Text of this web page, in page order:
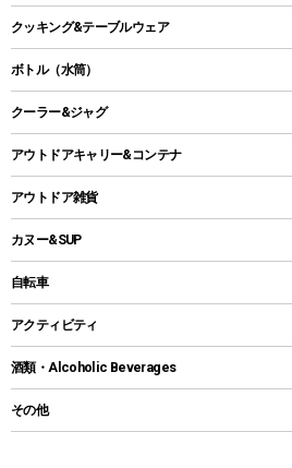
スクエアタープ（レクタタープ）
メッシュタープ
自立式タープ
パラソル
テントアクセサリー
ペグ
グランドシート
ガイドロープ
ツール
オイルランタン
LEDライト
ヘッドライト
キャンドル
ガス缶
ガストーチ、ライター
バーベキューコンロ、グリル
焚き火台タイプ（ロースタイル）グリル
卓上タイプグリル
パーティータイプグリル
鉄板、アミ
焚き火台&ストーブ
火起こし
バーベキューツール
クッキング&テーブルウェア
ダッチオーブン
ホットサンドメーカー
クッカーセット
シェラカップ
クッキングツール
ナイフ
カトラリー
ボトル（水筒）
ステンレスボトル
コップ付きタイプ
ワンタッチタイプ
プラスチックボトル
ディズニーボトル
クーラー&ジャグ
クーラーボックス
クーラーバッグ
ウォータージャグ
保冷剤
アウトドアキャリー&コンテナ
アウトドアキャリー
アウトドア雑貨
バックパック&バッグ
リュック、バックパック
トートバッグ、サコッシュ
ショッピングキャリー
その他アウトドア雑貨
カヌー&SUP
インフレータブル
カヤック
パドル
自転車
折りたたみ自転車
スポーツサイクル
シティサイクル
アクティビティ
マリン
ラッシュガード
酒類・Alcoholic Beverages
その他